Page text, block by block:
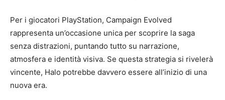
Per i giocatori PlayStation, Campaign Evolved
rappresenta un’occasione unica per scoprire la saga
senza distrazioni, puntando tutto su narrazione,
atmosfera e identità visiva. Se questa strategia si rivelerà
vincente, Halo potrebbe davvero essere all’inizio di una
nuova era.